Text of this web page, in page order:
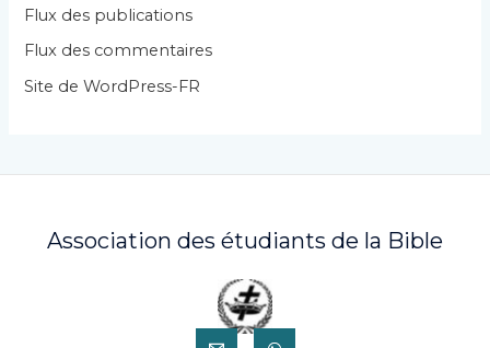
i
e
Flux des publications
Flux des commentaires
Site de WordPress-FR
Association des étudiants de la Bible